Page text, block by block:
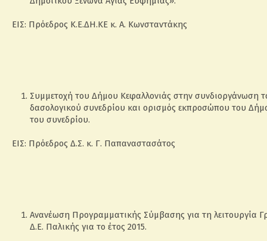
ΕΙΣ: Πρόεδρος Κ.Ε.ΔΗ.ΚΕ κ. Α. Κωνσταντάκης
Συμμετοχή του Δήμου Κεφαλλονιάς στην συνδιοργάνωση
δασολογικού συνεδρίου και ορισμός εκπροσώπου του
του συνεδρίου.
ΕΙΣ: Πρόεδρος Δ.Σ. κ. Γ. Παπαναστασάτος
Ανανέωση Προγραμματικής Σύμβασης για τη λειτουργία
Δ.Ε. Παλικής για το έτος 2015.